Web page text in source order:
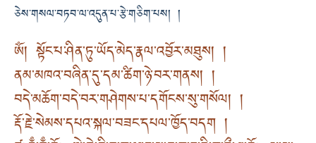
ཅེས་གསལ་བཏབ་ལ་འདུན་པ་རྩེ་གཅིག་པས། །
ཨོཾ། སྟོང་པ་ཤིན་ཏུ་ཡོད་མེད་རྣལ་འབྱོར་མཐུས། །
ནམ་མཁའ་བཞིན་དུ་དམ་ཚིག་ཉེ་བར་གནས། །
བདེ་མཆོག་བདེ་བར་གཤེགས་པ་དགོངས་སུ་གསོལ། །
རྡོ་རྗེ་སེམས་དཔའ་སྐལ་བཟང་དཔལ་ཁྱོད་བདག །